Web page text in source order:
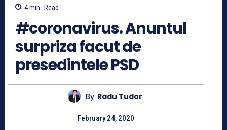
4min. Read
#coronavirus. Anuntul
surpriza facut de
presedintele PSD
By Radu Tudor
February 24, 2020